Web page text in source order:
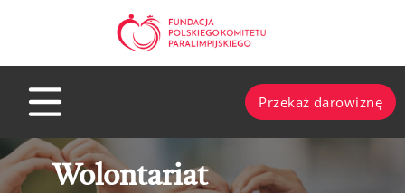
Przekaż darowiznę
Wolontariat